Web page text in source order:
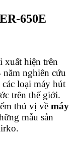
650E
hiện trên
nghiên cứu
loại máy hút
trên thế giới.
thú vị về máy
mẫu sản